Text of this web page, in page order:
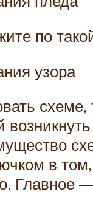
по
узора
схеме,
в
Главное